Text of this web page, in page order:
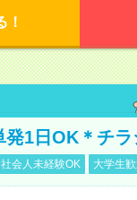
！
発1日OK＊チ
社会人未経験OK 大学生